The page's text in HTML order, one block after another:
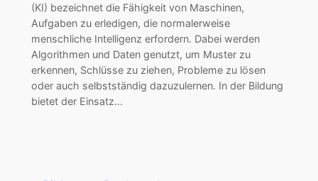
(KI) bezeichnet die Fähigkeit von Maschinen,
Aufgaben zu erledigen, die normalerweise
menschliche Intelligenz erfordern. Dabei werden
Algorithmen und Daten genutzt, um Muster zu
erkennen, Schlüsse zu ziehen, Probleme zu lösen
oder auch selbstständig dazuzulernen. In der Bildung
bietet der Einsatz…